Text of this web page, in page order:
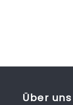
Über uns